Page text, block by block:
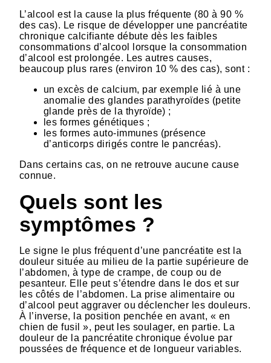
L’alcool est la cause la plus fréquente (80 à 90 %
des cas). Le risque de développer une pancréatite
chronique calcifiante débute dès les faibles
consommations d’alcool lorsque la consommation
d’alcool est prolongée. Les autres causes,
beaucoup plus rares (environ 10 % des cas), sont :
un excès de calcium, par exemple lié à une
anomalie des glandes parathyroïdes (petite
glande près de la thyroïde) ;
les formes génétiques ;
les formes auto-immunes (présence
d’anticorps dirigés contre le pancréas).
Dans certains cas, on ne retrouve aucune cause
connue.
Quels sont les
symptômes ?
Le signe le plus fréquent d’une pancréatite est la
douleur située au milieu de la partie supérieure de
l’abdomen, à type de crampe, de coup ou de
pesanteur. Elle peut s’étendre dans le dos et sur
les côtés de l’abdomen. La prise alimentaire ou
d’alcool peut aggraver ou déclencher les douleurs.
À l’inverse, la position penchée en avant, « en
chien de fusil », peut les soulager, en partie. La
douleur de la pancréatite chronique évolue par
poussées de fréquence et de longueur variables.